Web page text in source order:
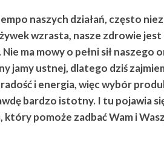
naszych działań, często
wzrasta, nasze zdrowie jest
ma mowy o pełni sił naszego
jamy ustnej, dlatego dziś
i energia, więc wybór
bardzo istotny. I tu pojawia
pomoże zadbać Wam i